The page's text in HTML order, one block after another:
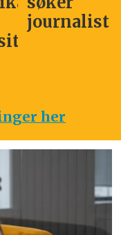
journalist
her